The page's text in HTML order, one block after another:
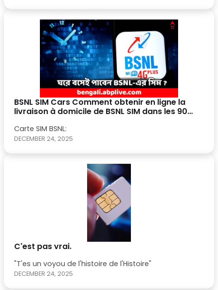
leur adresse.
BSNL SIM Cars Comment obtenir en ligne la
livraison à domicile de BSNL SIM dans les 90
Carte SIM BSNL:
DECEMBER 24, 2025
C'est pas vrai.
"T'es un voyou de l'histoire de l'Histoire"
DECEMBER 24, 2025